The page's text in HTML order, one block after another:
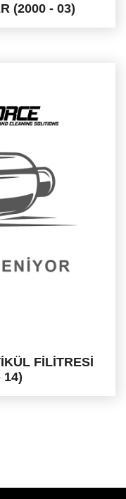
(2000 - 03)
FİLİTRESİ
14)